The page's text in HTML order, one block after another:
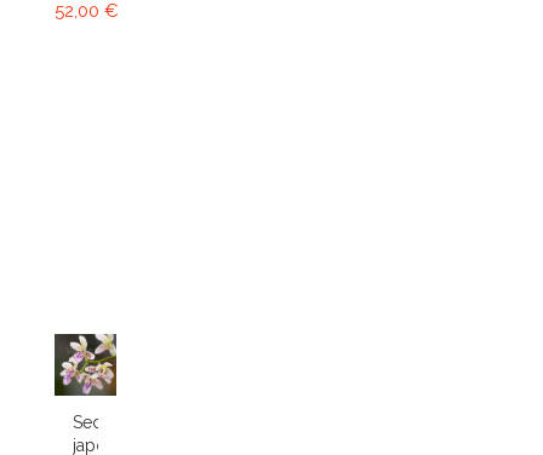
52,00 €
Sedirea
japonica